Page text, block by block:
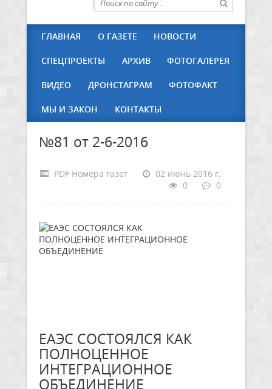
ГЛАВНАЯ О ГАЗЕТЕ НОВОСТИ
СПЕЦПРОЕКТЫ АРХИВ ФОТОГАЛЕРЕЯ
ВИДЕО ДРОНСТАГРАМ ФОТОФАКТ
МЫ И ЗАКОН КОНТАКТЫ
№81 от 2-6-2016
PDF Номера газет
02 июнь 2016 г.
0
0
ЕАЭС СОСТОЯЛСЯ КАК
ПОЛНОЦЕННОЕ
ИНТЕГРАЦИОННОЕ
ОБЪЕДИНЕНИЕ